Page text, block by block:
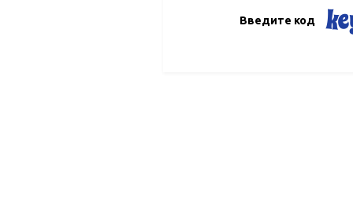
Введите код